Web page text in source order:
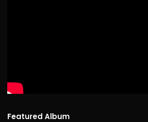
Featured Album